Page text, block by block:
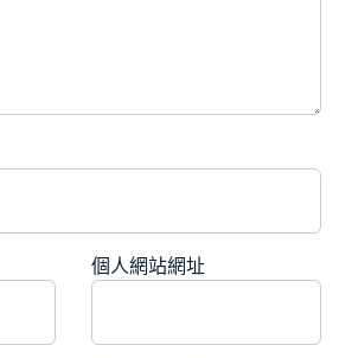
個人網站網址